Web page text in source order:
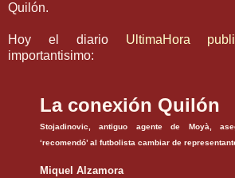
Quilón.
Hoy el diario UltimaHora
importantisimo:
La conexión Quilón
Stojadinovic, antiguo agente de Moyà,
‘recomendó’ al futbolista cambiar de
Miquel Alzamora